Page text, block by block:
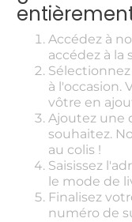
Accédez à
accédez à la
à l'occasion.
vôtre en
Ajoutez une
souhaitez.
au colis !
Saisissez
le mode de
Finalisez
numéro de